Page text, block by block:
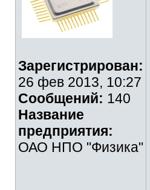
Зарегистрирован:
26 фев 2013, 10:27
Сообщений: 140
Название
предприятия:
ОАО НПО "Физика"